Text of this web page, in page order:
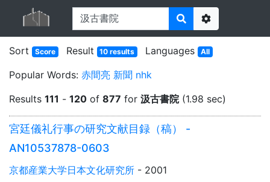
Options
Sort
Score Result 10 results Languages All
Popular Words: 赤間亮 新聞 nhk
Results 111 - 120 of 877 for 汲古書院(1.98 sec)
宮廷儀礼行事の研究文献目録（稿） -
AN10537878-0603
京都産業大学日本文化研究所 - 2001